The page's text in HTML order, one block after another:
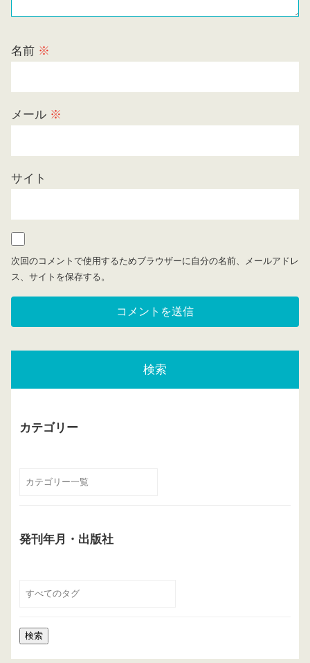
名前 ※
メール ※
サイト
次回のコメントで使用するためブラウザーに自分の名前、メールアドレ
ス、サイトを保存する。
検索
カテゴリー
発刊年月・出版社